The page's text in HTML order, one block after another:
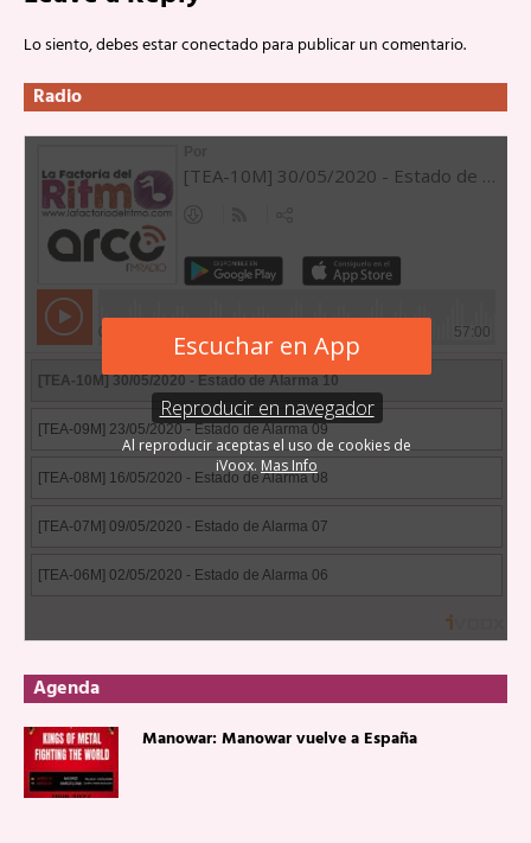
Lo siento, debes estarconectadopara publicar un comentario.
Radio
Agenda
Manowar: Manowar vuelve a España